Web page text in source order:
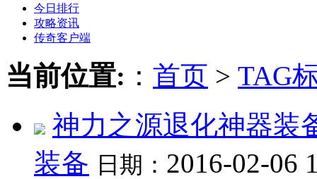
今日排行
攻略资讯
传奇客户端
当前位置: ： 首页 > TAG
神力之源退化神器装
装备 日期： 2016-02-06